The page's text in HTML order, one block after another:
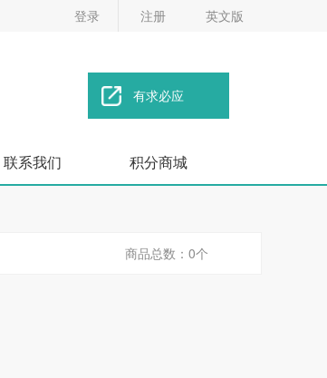
登录 注册 英文版
有求必应
联系我们 积分商城
商品总数：0个